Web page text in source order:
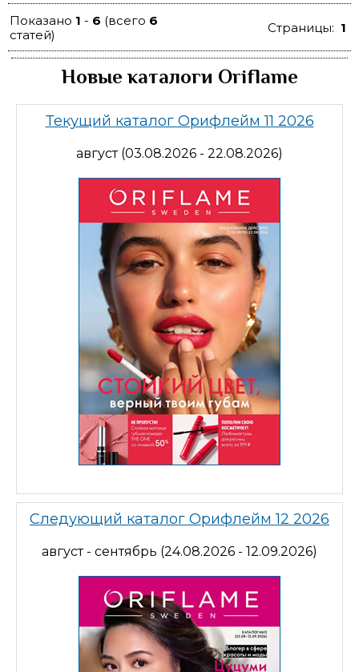
Показано 1 - 6 (всего 6
статей)
Страницы: 1
Новые каталоги Oriflame
Текущий каталог Орифлейм 11 2026
август (03.08.2026 - 22.08.2026)
Следующий каталог Орифлейм 12 2026
август - сентябрь (24.08.2026 - 12.09.2026)